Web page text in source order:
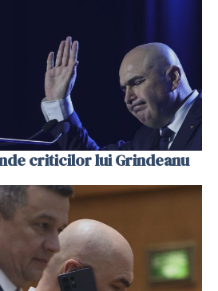
criticilor lui Grindeanu